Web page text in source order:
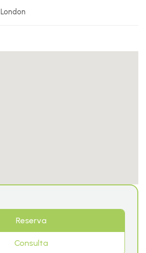
London
Reserva
Consulta